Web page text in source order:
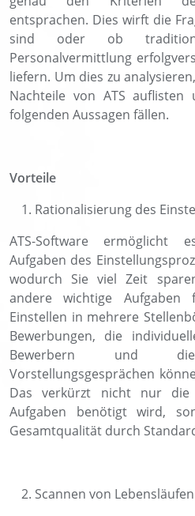
entsprachen. Dies wirft die
sind oder ob
Personalvermittlung
liefern. Um dies zu
Nachteile von ATS
folgenden Aussagen fällen.
Vorteile
Rationalisierung des
ATS-Software ermöglicht
Aufgaben des
wodurch Sie viel Zeit
andere wichtige Aufgaben
Einstellen in mehrere
Bewerbungen, die
Bewerbern und
Vorstellungsgesprächen
Das verkürzt nicht nur
Aufgaben benötigt wird,
Gesamtqualität durch
Scannen von